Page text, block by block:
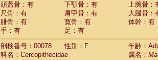
頭蓋骨：有
下顎骨：有
上腕骨：
尺骨：有
肩甲骨：有
大腿骨：
腓骨：有
寛骨：有
体幹：有
手：有
足：有
剖検番号：00078
性別：F
年齢：
科名：Cercopithecidae
属名：